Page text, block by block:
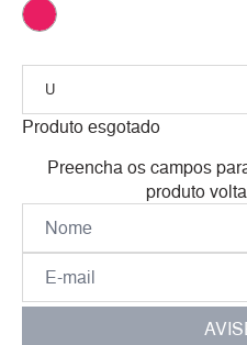
Produto esgotado
Preencha os campos
produto